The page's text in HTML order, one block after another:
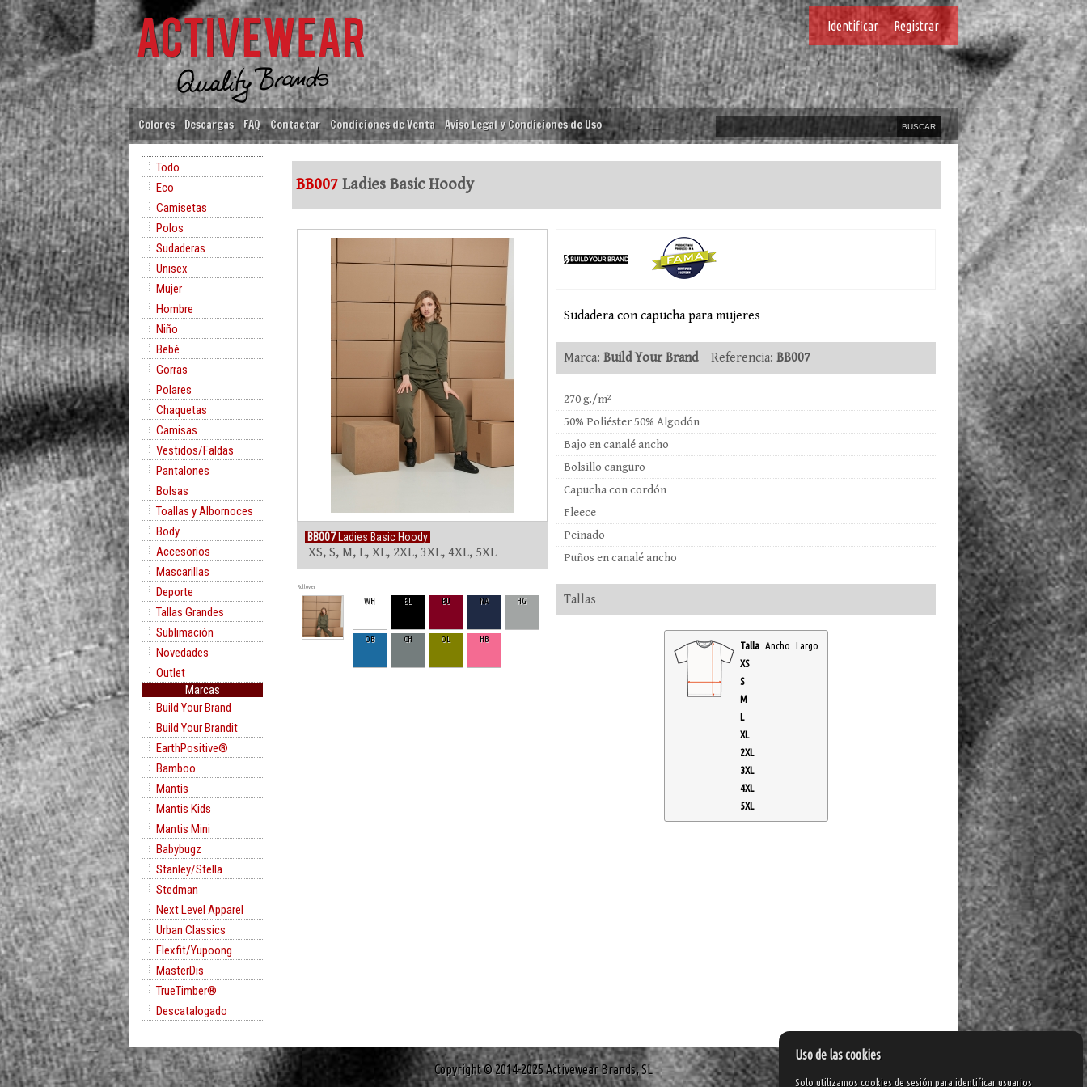
Identificar Registrar
Colores Descargas FAQ Contactar Condiciones de Venta Aviso Legal y Condiciones de Uso
Todo
Eco
Camisetas
Polos
Sudaderas
Unisex
Mujer
Hombre
Niño
Bebé
Gorras
Polares
Chaquetas
Camisas
Vestidos/Faldas
Pantalones
Bolsas
Toallas y Albornoces
Body
Accesorios
Mascarillas
Deporte
Tallas Grandes
Sublimación
Novedades
Outlet
Marcas
Build Your Brand
Build Your Brandit
EarthPositive®
Bamboo
Mantis
Mantis Kids
Mantis Mini
Babybugz
Stanley/Stella
Stedman
Next Level Apparel
Urban Classics
Flexfit/Yupoong
MasterDis
TrueTimber®
Descatalogado
BB007 Ladies Basic Hoody
BB007Ladies Basic Hoody
XS, S, M, L, XL, 2XL, 3XL, 4XL, 5XL
Rollover
WH BL BU NA HG
OB CH OL HB
Sudadera con capucha para mujeres
Marca: Build Your BrandReferencia: BB007
270 g./m²
50% Poliéster 50% Algodón
Bajo en canalé ancho
Bolsillo canguro
Capucha con cordón
Fleece
Peinado
Puños en canalé ancho
Tallas
Talla Ancho Largo
XS
S
M
L
XL
2XL
3XL
4XL
5XL
Copyright © 2014-2025 Activewear Brands, SL
Uso de las cookies
Solo utilizamos cookies de sesión para identificar usuarios